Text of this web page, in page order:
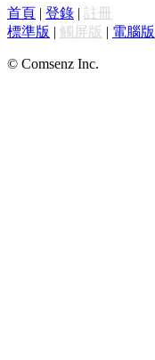
首頁 | 登錄 | 註冊
標準版 | 觸屏版 | 電腦版
© Comsenz Inc.